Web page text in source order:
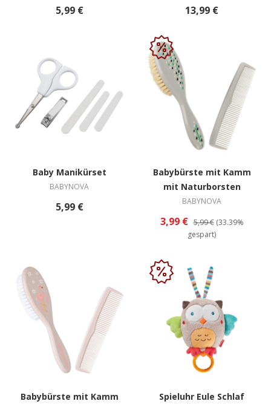
5,99 € 13,99 €
Baby Manikürset
BABYNOVA
5,99 €
Babybürste mit Kamm
mit Naturborsten
BABYNOVA
3,99 € 5,99 € (33.39%
gespart)
Babybürste mit Kamm
Spieluhr Eule Schlaf